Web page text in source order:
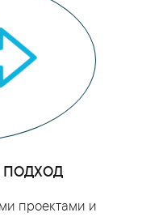
проектами и